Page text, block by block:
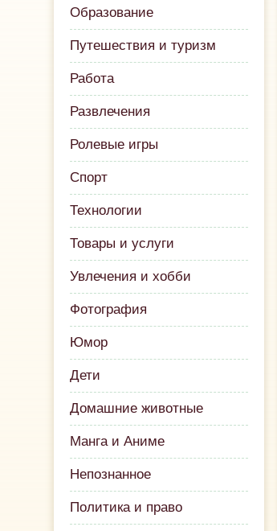
Образование
Путешествия и туризм
Работа
Развлечения
Ролевые игры
Спорт
Технологии
Товары и услуги
Увлечения и хобби
Фотография
Юмор
Дети
Домашние животные
Манга и Аниме
Непознанное
Политика и право